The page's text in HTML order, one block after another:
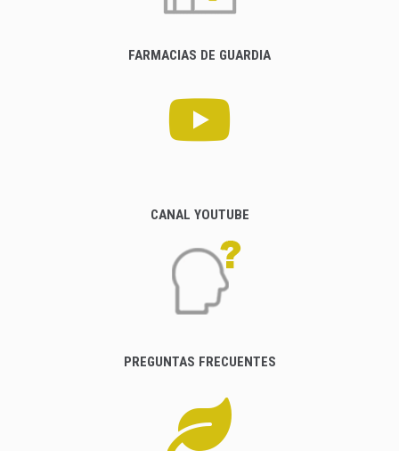
FARMACIAS DE GUARDIA
CANAL YOUTUBE
PREGUNTAS FRECUENTES